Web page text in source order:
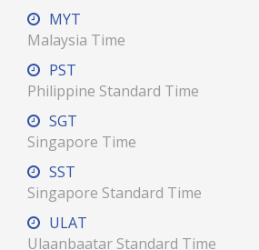
MYT
Malaysia Time
PST
Philippine Standard Time
SGT
Singapore Time
SST
Singapore Standard Time
ULAT
Ulaanbaatar Standard Time